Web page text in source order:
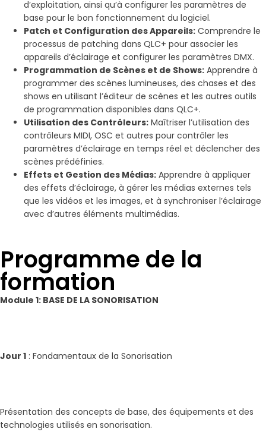
d’exploitation, ainsi qu’à configurer les paramètres de
base pour le bon fonctionnement du logiciel.
Patch et Configuration des Appareils: Comprendre le
processus de patching dans QLC+ pour associer les
appareils d’éclairage et configurer les paramètres DMX.
Programmation de Scènes et de Shows: Apprendre à
programmer des scènes lumineuses, des chases et des
shows en utilisant l’éditeur de scènes et les autres outils
de programmation disponibles dans QLC+.
Utilisation des Contrôleurs: Maîtriser l’utilisation des
contrôleurs MIDI, OSC et autres pour contrôler les
paramètres d’éclairage en temps réel et déclencher des
scènes prédéfinies.
Effets et Gestion des Médias: Apprendre à appliquer
des effets d’éclairage, à gérer les médias externes tels
que les vidéos et les images, et à synchroniser l’éclairage
avec d’autres éléments multimédias.
Programme de la
formation
Module 1: BASE DE LA SONORISATION
Jour 1 : Fondamentaux de la Sonorisation
Présentation des concepts de base, des équipements et des
technologies utilisés en sonorisation.